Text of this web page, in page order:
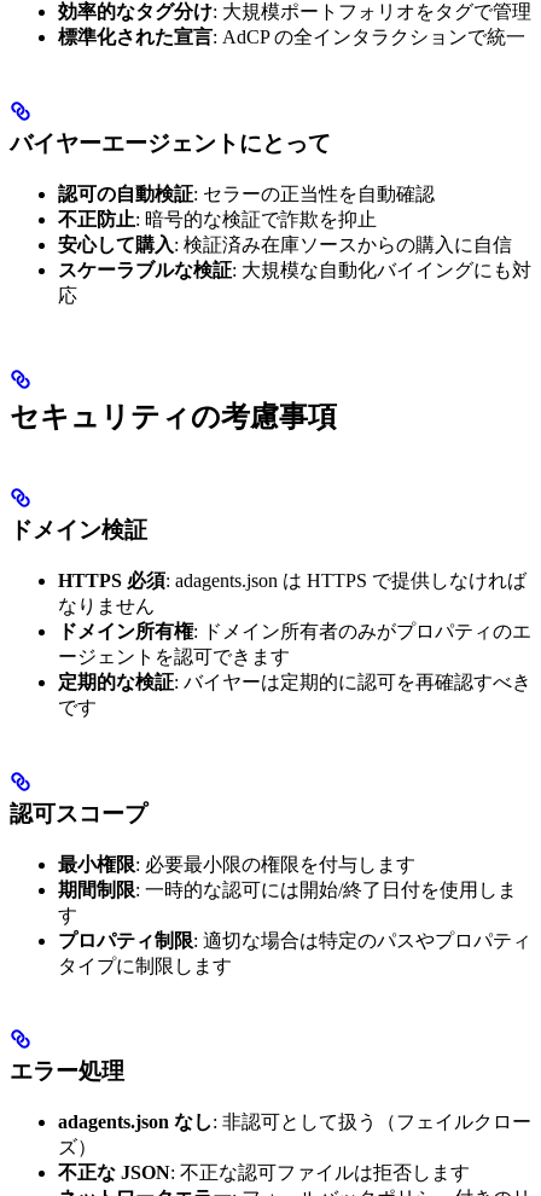
効率的なタグ分け: 大規模ポートフォリオをタグで管理
標準化された宣言: AdCP の全インタラクションで統一
バイヤーエージェントにとって
認可の自動検証: セラーの正当性を自動確認
不正防止: 暗号的な検証で詐欺を抑止
安心して購入: 検証済み在庫ソースからの購入に自信
スケーラブルな検証: 大規模な自動化バイイングにも対
応
セキュリティの考慮事項
ドメイン検証
HTTPS 必須: adagents.json は HTTPS で提供しなければ
なりません
ドメイン所有権: ドメイン所有者のみがプロパティのエ
ージェントを認可できます
定期的な検証: バイヤーは定期的に認可を再確認すべき
です
認可スコープ
最小権限: 必要最小限の権限を付与します
期間制限: 一時的な認可には開始/終了日付を使用しま
す
プロパティ制限: 適切な場合は特定のパスやプロパティ
タイプに制限します
エラー処理
adagents.json なし: 非認可として扱う（フェイルクロー
ズ）
不正な JSON: 不正な認可ファイルは拒否します